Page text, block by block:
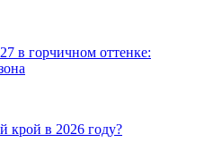
в горчичном оттенке:
крой в 2026 году?